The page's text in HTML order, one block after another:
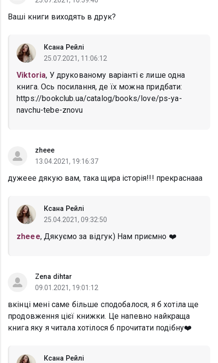
Ваші книги виходять в друк?
Ксана Рейлі
25.07.2021, 11:06:12
Viktoria, У друкованому варіанті є лише одна
книга. Ось посилання, де їх можна придбати:
https://bookclub.ua/catalog/books/love/ps-ya-
navchu-tebe-znovu
zheee
13.04.2021, 19:16:37
дужеее дякую вам, така щира історія!!! прекраснааа
Ксана Рейлі
25.04.2021, 09:32:50
zheee, Дякуємо за відгук) Нам приємно ❤️
Zena dihtar
09.01.2021, 19:01:12
вкінці мені саме більше сподобалося, я б хотіла ще
продовження цієї книжки. Це напевно найкраща
книга яку я читала хотілося б прочитати подібну❤️
Ксана Рейлі